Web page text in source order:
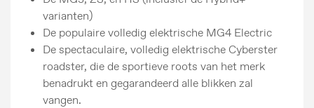
varianten)
De populaire volledig elektrische MG4 Electric
De spectaculaire, volledig elektrische Cyberster
roadster, die de sportieve roots van het merk
benadrukt en gegarandeerd alle blikken zal
vangen.